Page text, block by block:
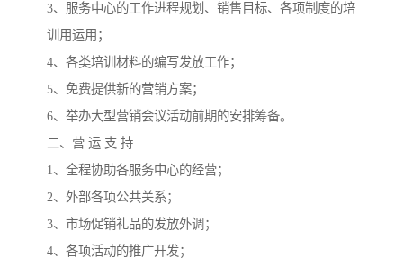
3、服务中心的工作进程规划、销售目标、各项制度的培
训用运用；
4、各类培训材料的编写发放工作；
5、免费提供新的营销方案；
6、举办大型营销会议活动前期的安排筹备。
二、营 运 支 持
1、全程协助各服务中心的经营；
2、外部各项公共关系；
3、市场促销礼品的发放外调；
4、各项活动的推广开发；